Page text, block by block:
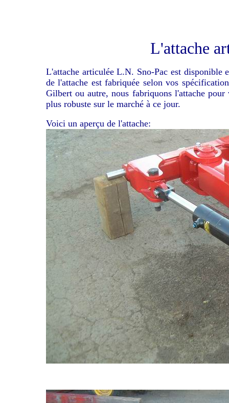
L'attache
L'attache articulée L.N. Sno-Pac est disponible
de l'attache est fabriquée selon vos
Gilbert ou autre, nous fabriquons l'attache
plus robuste sur le marché à ce jour.
Voici un aperçu de l'attache: